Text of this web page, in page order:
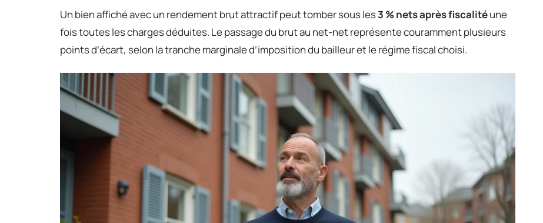
Un bien affiché avec un rendement brut attractif peut tomber sous les3 % nets après fiscalitéune
fois toutes les charges déduites. Le passage du brut au net-net représente couramment plusieurs
points d’écart, selon la tranche marginale d’imposition du bailleur et le régime fiscal choisi.